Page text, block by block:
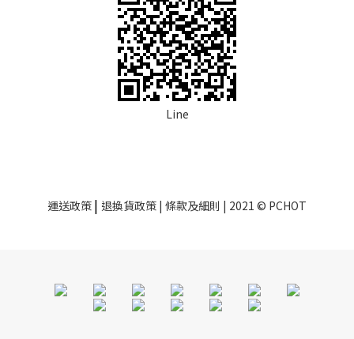
Line
運送政策 | 退換貨政策 | 條款及細則 | 2021 © PCHOT